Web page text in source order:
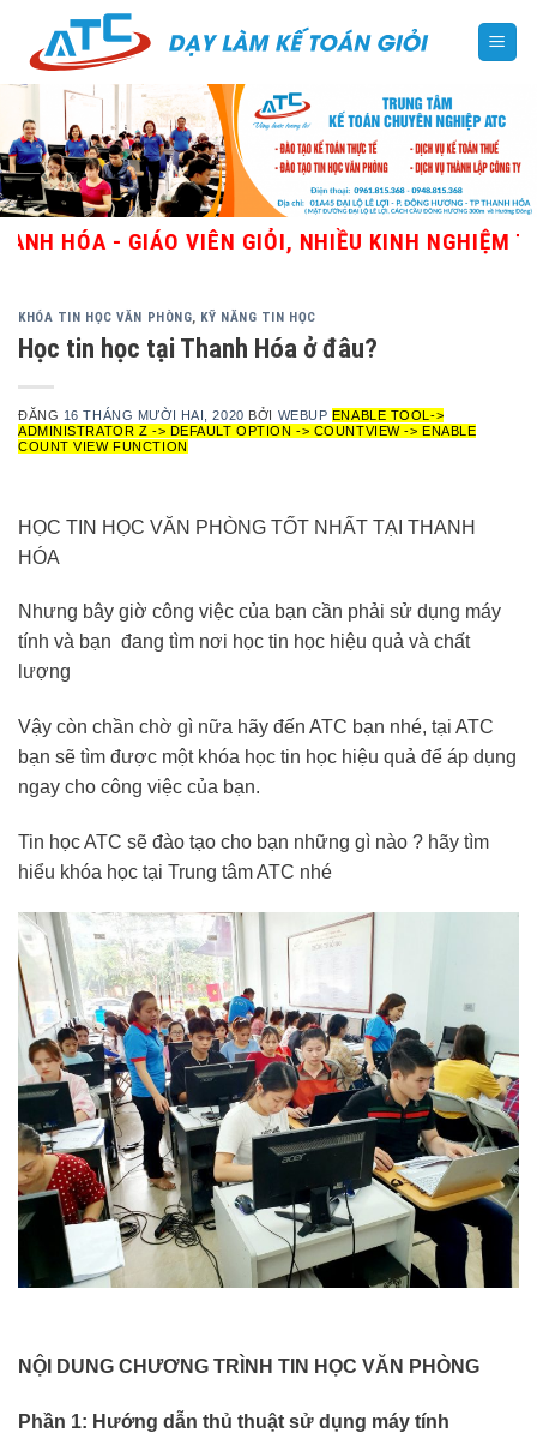
content
- GIÁO VIÊN GIỎI, NHIỀU KINH NGHIỆM
KHÓA TIN HỌC VĂN PHÒNG, KỸ NĂNG TIN HỌC
Học tin học tại Thanh Hóa ở đâu?
ĐĂNG 16 THÁNG MƯỜI HAI, 2020 BỞI WEBUP ENABLE TOOL->
ADMINISTRATOR Z -> DEFAULT OPTION -> COUNTVIEW -> ENABLE
COUNT VIEW FUNCTION
HỌC TIN HỌC VĂN PHÒNG TỐT NHẤT TẠI THANH
HÓA
Nhưng bây giờ công việc của bạn cần phải sử dụng máy
tính và bạn đang tìm nơi học tin học hiệu quả và chất
lượng
Vậy còn chần chờ gì nữa hãy đến ATC bạn nhé, tại ATC
bạn sẽ tìm được một khóa học tin học hiệu quả để áp dụng
ngay cho công việc của bạn.
Tin học ATC sẽ đào tạo cho bạn những gì nào ? hãy tìm
hiểu khóa học tại Trung tâm ATC nhé
NỘI DUNG CHƯƠNG TRÌNH TIN HỌC VĂN PHÒNG
Phần 1: Hướng dẫn thủ thuật sử dụng máy tính